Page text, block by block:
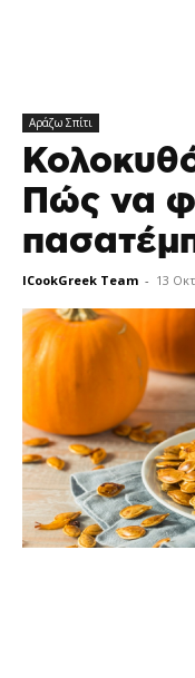
Αράζω Σπίτι
Πώς να
ICookGreek Team - 13